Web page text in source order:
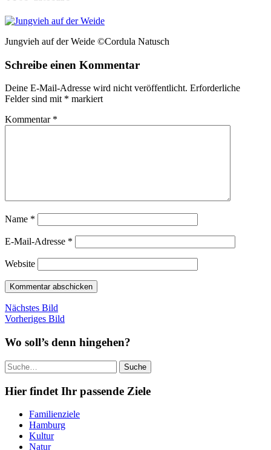
Jungvieh auf der Weide ©Cordula Natusch
Schreibe einen Kommentar
Deine E-Mail-Adresse wird nicht veröffentlicht. Erforderliche
Felder sind mit * markiert
Kommentar *
Name *
E-Mail-Adresse *
Website
Nächstes Bild
Vorheriges Bild
Wo soll’s denn hingehen?
Suche
Hier findet Ihr passende Ziele
Familienziele
Hamburg
Kultur
Natur